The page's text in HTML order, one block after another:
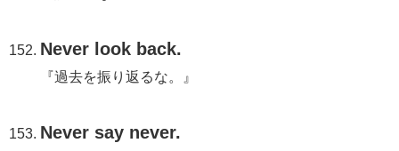
Never look back.
『過去を振り返るな。』
Never say never.